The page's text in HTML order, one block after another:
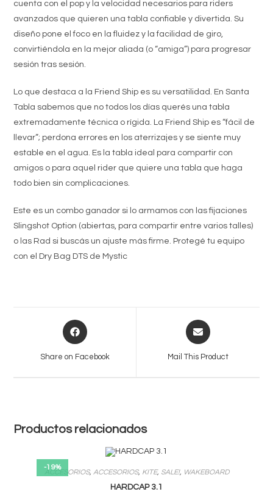
cuenta con el pop y la velocidad necesarios para riders
avanzados que quieren una tabla confiable y divertida. Su
diseño pone el foco en la fluidez y la facilidad de giro,
convirtiéndola en la mejor aliada (o “amiga”) para progresar
sesión tras sesión.
Lo que destaca a la Friend Ship es su versatilidad. En Santa
Tabla sabemos que no todos los días querés una tabla
extremadamente técnica o rígida. La Friend Ship es “fácil de
llevar”; perdona errores en los aterrizajes y se siente muy
estable en el agua. Es la tabla ideal para compartir con
amigos o para aquel rider que quiere una tabla que haga
todo bien sin complicaciones.
Este es un combo ganador si lo armamos con las fijaciones
Slingshot Option (abiertas, para compartir entre varios talles)
o las Rad si buscás un ajuste más firme. Protegé tu equipo
con el Dry Bag DTS de Mystic
Opens
in
Share on Facebook
Opens
in
Mail This Product
Productos relacionados
-19%
ACCESORIOS, ACCESORIOS, KITE, SALE!, WAKEBOARD
HARDCAP 3.1